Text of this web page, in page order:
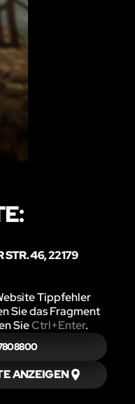
STR. 46, 22179
Tippfehler
Sie das Fragment
SieCtrl+Enter.
ANZEIGEN